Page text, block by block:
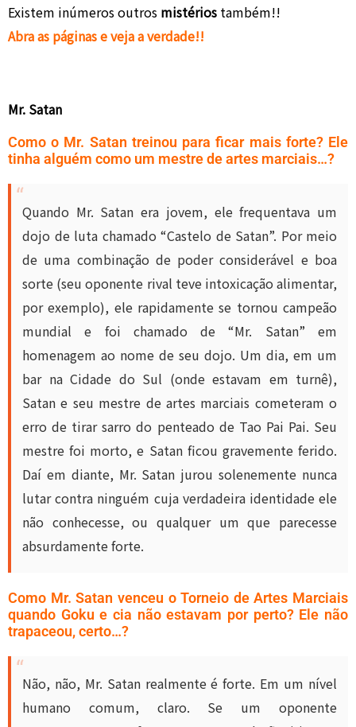
Existem inúmeros outros mistérios também!!
Abra as páginas e veja a verdade!!
Mr. Satan
Como o Mr. Satan treinou para ficar mais forte? Ele
tinha alguém como um mestre de artes marciais…?
Quando Mr. Satan era jovem, ele frequentava um
dojo de luta chamado “Castelo de Satan”. Por meio
de uma combinação de poder considerável e boa
sorte (seu oponente rival teve intoxicação alimentar,
por exemplo), ele rapidamente se tornou campeão
mundial e foi chamado de “Mr. Satan” em
homenagem ao nome de seu dojo. Um dia, em um
bar na Cidade do Sul (onde estavam em turnê),
Satan e seu mestre de artes marciais cometeram o
erro de tirar sarro do penteado de Tao Pai Pai. Seu
mestre foi morto, e Satan ficou gravemente ferido.
Daí em diante, Mr. Satan jurou solenemente nunca
lutar contra ninguém cuja verdadeira identidade ele
não conhecesse, ou qualquer um que parecesse
absurdamente forte.
Como Mr. Satan venceu o Torneio de Artes Marciais
quando Goku e cia não estavam por perto? Ele não
trapaceou, certo…?
Não, não, Mr. Satan realmente é forte. Em um nível
humano comum, claro. Se um oponente